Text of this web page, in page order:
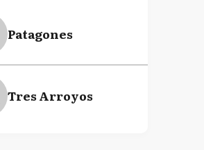
Patagones
Tres Arroyos